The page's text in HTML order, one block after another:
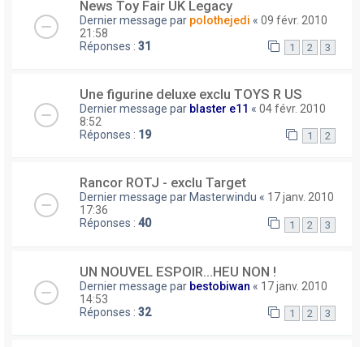
News Toy Fair UK Legacy
Dernier message par polothejedi « 09 févr. 2010
21:58
Réponses : 31 1 2 3
Une figurine deluxe exclu TOYS R US
Dernier message par blaster e11 « 04 févr. 2010
8:52
Réponses : 19 1 2
Rancor ROTJ - exclu Target
Dernier message par Masterwindu « 17 janv. 2010
17:36
Réponses : 40 1 2 3
UN NOUVEL ESPOIR...HEU NON !
Dernier message par bestobiwan « 17 janv. 2010
14:53
Réponses : 32 1 2 3